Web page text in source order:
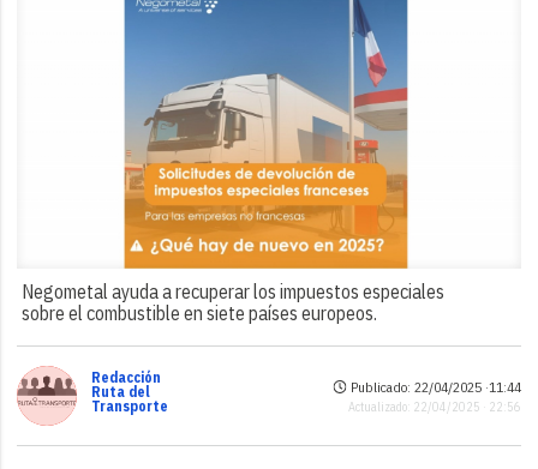
Negometal ayuda a recuperar los impuestos especiales
sobre el combustible en siete países europeos.
Redacción
Ruta del
Transporte
Publicado: 22/04/2025 ·11:44
Actualizado: 22/04/2025 · 22:56